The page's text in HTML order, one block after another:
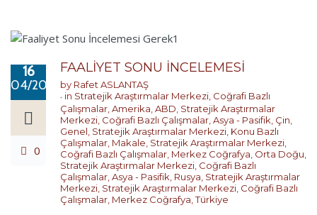
16
04/2017
0
FAALİYET SONU İNCELEMESİ
by Rafet ASLANTAŞ
in Stratejik Araştırmalar Merkezi, Coğrafi Bazlı
Çalışmalar,Amerika,ABD, Stratejik Araştırmalar
Merkezi, Coğrafi Bazlı Çalışmalar,Asya - Pasifik, Çin,
Genel, Stratejik Araştırmalar Merkezi, Konu Bazlı
Çalışmalar, Makale, Stratejik Araştırmalar Merkezi,
Coğrafi Bazlı Çalışmalar, Merkez Coğrafya, Orta Doğu,
Stratejik Araştırmalar Merkezi, Coğrafi Bazlı
Çalışmalar,Asya - Pasifik, Rusya, Stratejik Araştırmalar
Merkezi, Stratejik Araştırmalar Merkezi, Coğrafi Bazlı
Çalışmalar, Merkez Coğrafya,Türkiye